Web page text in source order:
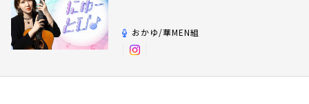
おかゆ/華MEN組